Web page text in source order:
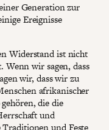
Generation zur
Ereignisse
Widerstand ist nicht
Wenn wir sagen, dass
wir, dass wir zu
afrikanischer
die die
und